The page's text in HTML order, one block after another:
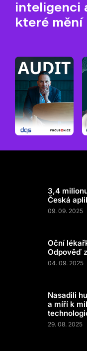
inteligenci
které mění
3,4
Česká
09. 09. 2025
Oční
Odpověď
04. 09. 2025
Nasadili
a míří k
29. 08. 2025